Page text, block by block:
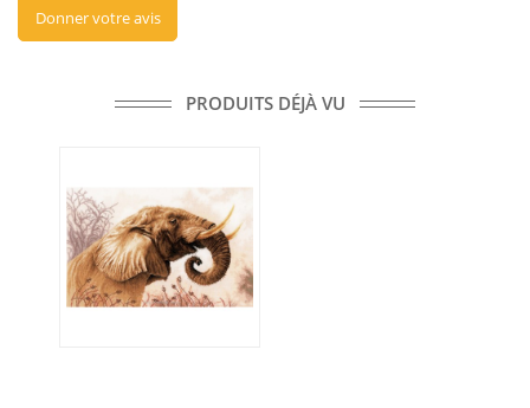
Donner votre avis
PRODUITS DÉJÀ VU